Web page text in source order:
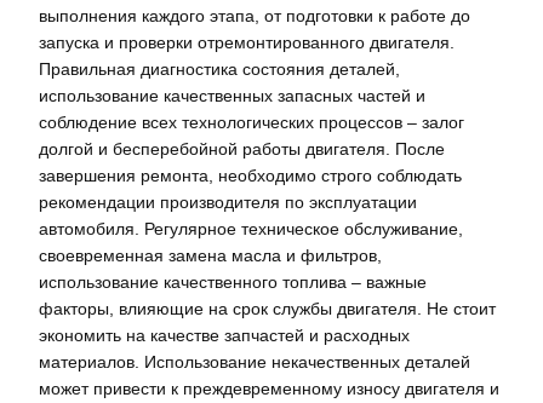
выполнения каждого этапа, от подготовки к работе до
запуска и проверки отремонтированного двигателя.
Правильная диагностика состояния деталей,
использование качественных запасных частей и
соблюдение всех технологических процессов – залог
долгой и бесперебойной работы двигателя. После
завершения ремонта, необходимо строго соблюдать
рекомендации производителя по эксплуатации
автомобиля. Регулярное техническое обслуживание,
своевременная замена масла и фильтров,
использование качественного топлива – важные
факторы, влияющие на срок службы двигателя. Не стоит
экономить на качестве запчастей и расходных
материалов. Использование некачественных деталей
может привести к преждевременному износу двигателя и